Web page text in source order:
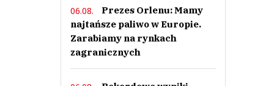
06.08.
Prezes Orlenu: Mamy
najtańsze paliwo w Europie.
Zarabiamy na rynkach
zagranicznych